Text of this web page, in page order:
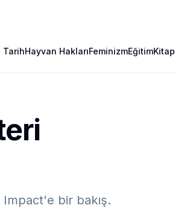
TarihHayvan HaklarıFeminizmEğitimKitap
bir bakış.